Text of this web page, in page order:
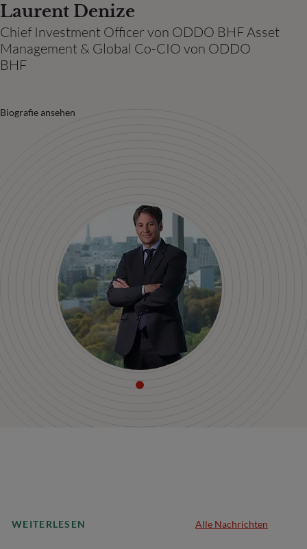
Laurent Denize
Chief Investment Officer von ODDO BHF Asset
Management & Global Co-CIO von ODDO
BHF
Biografie ansehen
WEITERLESEN Alle Nachrichten